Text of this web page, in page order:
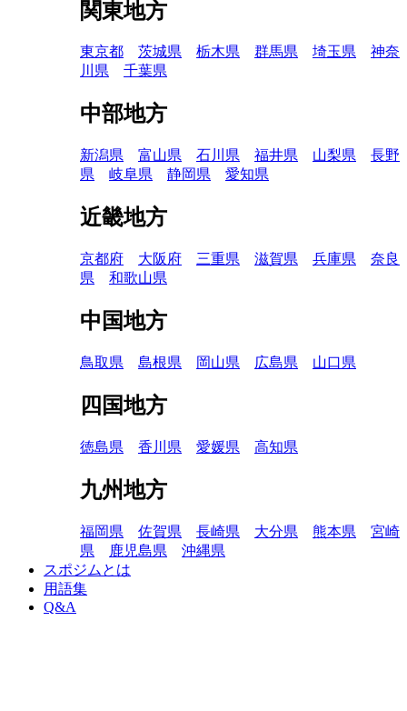
関東地方
東京都 茨城県 栃木県 群馬県 埼玉県
神奈
川県
千葉県
中部地方
新潟県 富山県 石川県 福井県 山梨県
長野
県
岐阜県 静岡県 愛知県
近畿地方
京都府 大阪府 三重県 滋賀県 兵庫県
奈良
県
和歌山県
中国地方
鳥取県 島根県 岡山県 広島県 山口県
四国地方
徳島県 香川県 愛媛県 高知県
九州地方
福岡県 佐賀県 長崎県 大分県 熊本県
宮崎
県
鹿児島県
沖縄県
スポジムとは
用語集
Q&A